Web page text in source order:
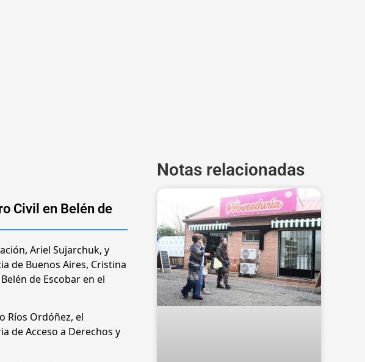
Civil en Belén de
Ariel Sujarchuk, y
de Buenos Aires, Cristina
de Escobar en el
Ríos Ordóñez, el
de Acceso a Derechos y
Notas relacionadas